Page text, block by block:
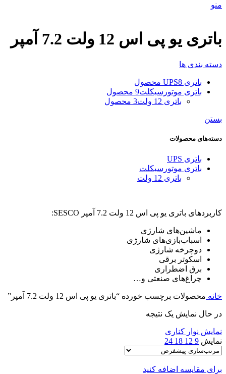
منو
باتری یو پی اس 12 ولت 7.2 آمپر
دسته بندی ها
باتری UPS 8 محصول
باتری موتورسیکلت9 محصول
باتری 12 ولت
3 محصول
بستن
دسته‌های محصولات
باتری UPS
باتری موتورسیکلت
باتری 12 ولت
کاربردهای باتری یو پی اس 12 ولت 7.2 آمپر SESCO:
ماشین‌های شارژی
اسباب‌بازی‌های شارژی
دوچرخه شارژی
اسکوتر برقی
برق اضطراری
چراغ‌های صنعتی و…
خانه محصولات برچسب خورده “باتری یو پی اس 12 ولت 7.2 آمپر”
در حال نمایش یک نتیجه
نمایش نوار کناری
نمایش 9
12
18
24
برای مقایسه اضافه کنید